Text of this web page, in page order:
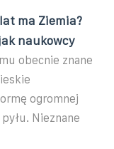
ma Ziemia?
naukowcy
obecnie znane
ogromnej
Nieznane